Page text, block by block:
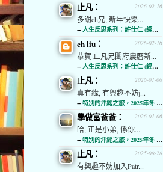
2026-02-16
止凡：
多謝ch兄, 新年快樂...
-- 人生反思系列：許仕仁 (經濟通)
2026-02-16
ch liu：
恭賀 止凡兄闔府農曆新...
-- 人生反思系列：許仕仁 (經濟通)
2026-01-06
止凡：
真有緣, 有興趣不妨j...
-- 特別的沖繩之旅，2025年冬 (經濟通)
2026-01-06
學做富爸爸：
哈, 正是小弟, 係你...
-- 特別的沖繩之旅，2025年冬 (經濟通)
2025-08-28
止凡：
有興趣不妨加入Patr...